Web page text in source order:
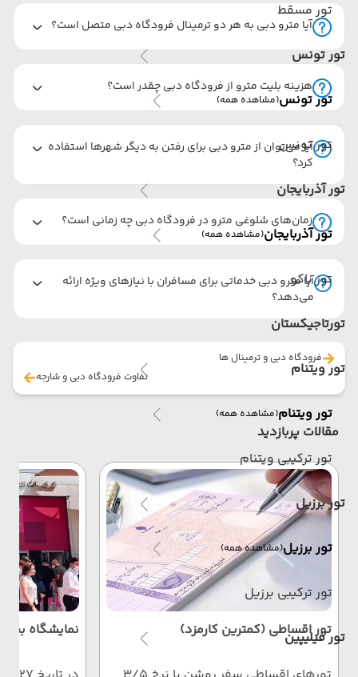
تور مسقط
تور تونس
تور تونس(مشاهده همه)
تور تونس
تور آذربایجان
تور آذربایجان(مشاهده همه)
تور باکو
تورتاجیکستان
تور ویتنام
تور ویتنام(مشاهده همه)
تور ترکیبی ویتنام
تور برزیل
تور برزیل(مشاهده همه)
تور ترکیبی برزیل
تور فیلیپین
آیا مترو دبی به هر دو ترمینال فرودگاه دبی متصل است؟
هزینه بلیت مترو از فرودگاه دبی چقدر است؟
آیا می‌توان از مترو دبی برای رفتن به دیگر شهرها استفاده
کرد؟
زمان‌های شلوغی مترو در فرودگاه دبی چه زمانی است؟
آیا مترو دبی خدماتی برای مسافران با نیازهای ویژه ارائه
می‌دهد؟
فرودگاه دبی و ترمینال ها
تفاوت فرودگاه دبی و شارجه
مقالات پربازدید
تور اقساطی (کمترین کارمزد) نمایشگاه